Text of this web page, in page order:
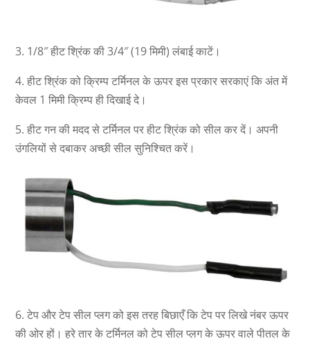
3. 1/8″ हीट श्रिंक की 3/4″ (19 मिमी) लंबाई काटें।
4. हीट श्रिंक को क्रिम्प टर्मिनल के ऊपर इस प्रकार सरकाएं कि अंत में
केवल 1 मिमी क्रिम्प ही दिखाई दे।
5. हीट गन की मदद से टर्मिनल पर हीट श्रिंक को सील कर दें। अपनी
उंगलियों से दबाकर अच्छी सील सुनिश्चित करें।
6. टेप और टेप सील प्लग को इस तरह बिछाएँ कि टेप पर लिखे नंबर ऊपर
की ओर हों। हरे तार के टर्मिनल को टेप सील प्लग के ऊपर वाले पीतल के